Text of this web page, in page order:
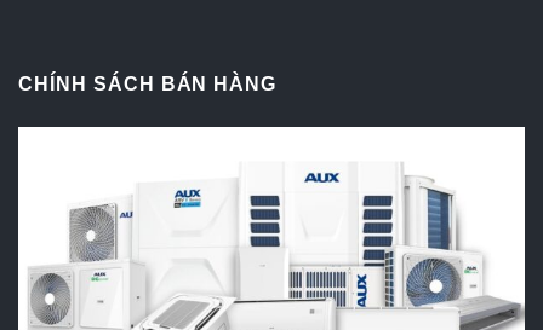
CHÍNH SÁCH BÁN HÀNG